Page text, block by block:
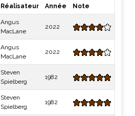
Réalisateur Année Note
Angus
MacLane
2022
Angus
MacLane
2022
Steven
Spielberg
1982
Steven
Spielberg
1982